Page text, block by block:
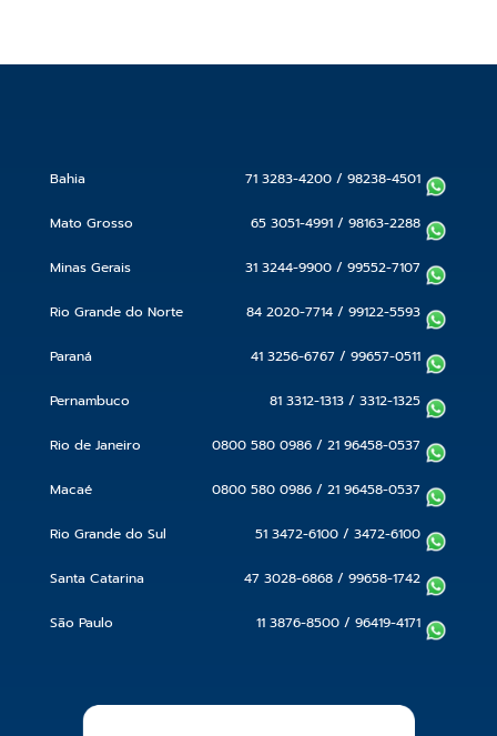
Bahia 71 3283-4200 /98238-4501
Mato Grosso 65 3051-4991 /98163-2288
Minas Gerais 31 3244-9900 /99552-7107
Rio Grande do Norte 84 2020-7714 /99122-5593
Paraná 41 3256-6767 /99657-0511
Pernambuco 81 3312-1313 /3312-1325
Rio de Janeiro 0800 580 0986 /21 96458-0537
Macaé 0800 580 0986 /21 96458-0537
Rio Grande do Sul 51 3472-6100 /3472-6100
Santa Catarina 47 3028-6868 /99658-1742
São Paulo 11 3876-8500 /96419-4171